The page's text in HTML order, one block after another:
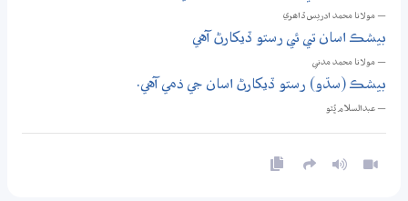
— مولانا محمد ادريس ڏاھري
بيشڪ اسان تي ئي رستو ڏيکارڻ آهي
— مولانا محمد مدني
بيشڪ (سڌو) رستو ڏيکارڻ اسان جي ذمي آهي.
— عبدالسلام ڀُٽو